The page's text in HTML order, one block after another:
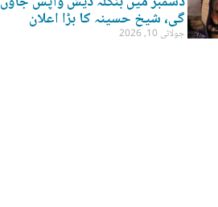
گی، شیخ حسینہ کا بڑا اعلان
جولائی 10, 2026